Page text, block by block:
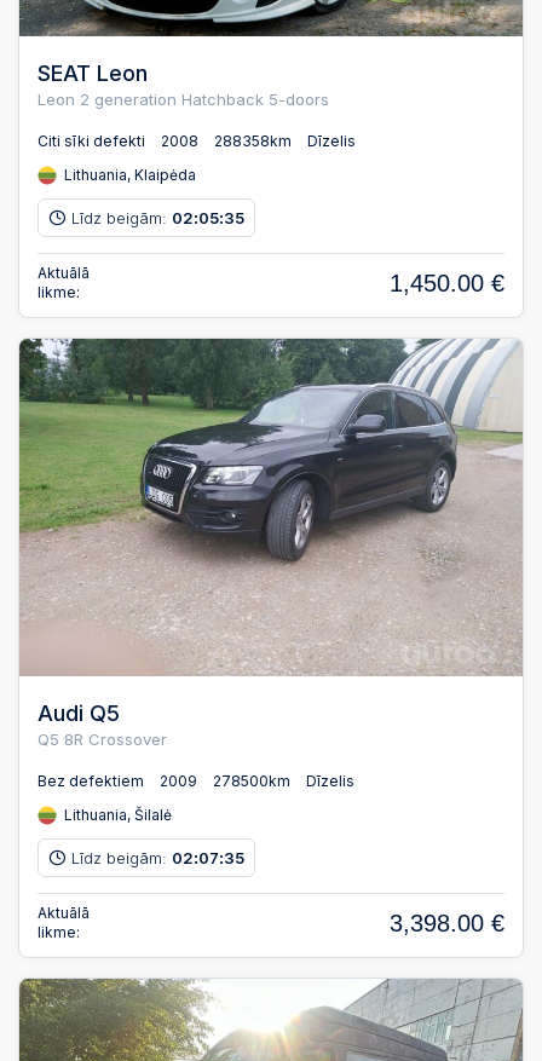
SEAT Leon
Leon 2 generation Hatchback 5-doors
Citi sīki defekti 2008 288358km
Dīzelis
Lithuania, Klaipėda
Līdz beigām: 02:05:34
Aktuālā
likme:
1,450.00 €
Audi Q5
Q5 8R Crossover
Bez defektiem 2009 278500km
Dīzelis
Lithuania, Šilalė
Līdz beigām: 02:07:34
Aktuālā
likme:
3,398.00 €